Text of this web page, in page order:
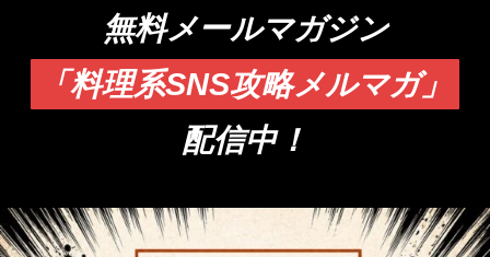
無料メールマガジン
「料理系SNS攻略メルマガ」
配信中！